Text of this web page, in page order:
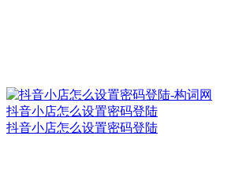
抖音小店怎么设置密码登陆
抖音小店怎么设置密码登陆